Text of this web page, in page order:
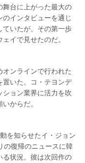
舞台に上がった最大の
インタビューを通じ
ていたが、その第一歩
イで見せたのだ。
オンラインで行われた
置いた。コ・テヨンデ
ョン業界に活力を吹
からだ。
を知らせたイ・ジョン
の復帰のニュースに韓
る状況。彼は次回作の